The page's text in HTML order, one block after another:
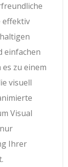
effektiv
einfachen
zu einem
visuell
Visual
Ihrer